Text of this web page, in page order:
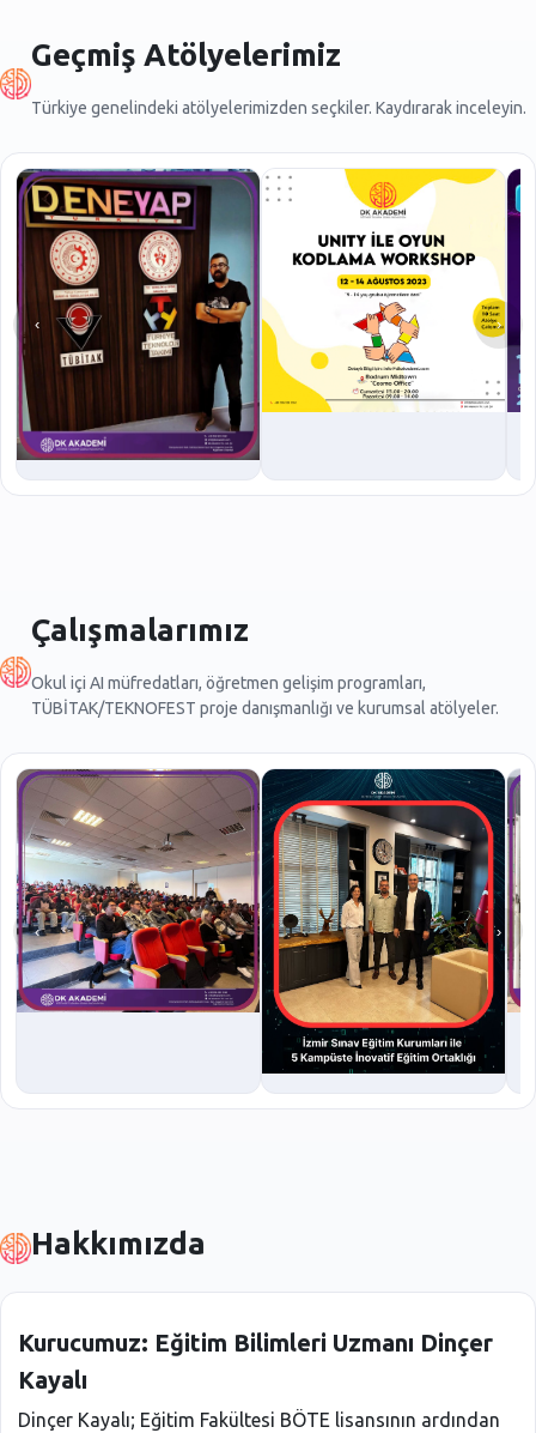
Geçmiş Atölyelerimiz
Türkiye genelindeki atölyelerimizden seçkiler. Kaydırarak inceleyin.
‹ ›
Çalışmalarımız
Okul içi AI müfredatları, öğretmen gelişim programları,
TÜBİTAK/TEKNOFEST proje danışmanlığı ve kurumsal atölyeler.
‹ ›
Hakkımızda
Kurucumuz: Eğitim Bilimleri Uzmanı Dinçer
Kayalı
Dinçer Kayalı; Eğitim Fakültesi BÖTE lisansının ardından